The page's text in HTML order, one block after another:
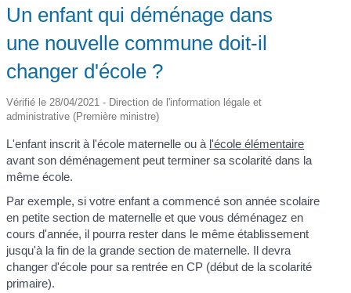
Un enfant qui déménage dans
une nouvelle commune doit-il
changer d'école ?
Vérifié le 28/04/2021 - Direction de l'information légale et
administrative (Première ministre)
L'enfant inscrit à l'école maternelle ou à l'école élémentaire
avant son déménagement peut terminer sa scolarité dans la
même école.
Par exemple, si votre enfant a commencé son année scolaire
en petite section de maternelle et que vous déménagez en
cours d'année, il pourra rester dans le même établissement
jusqu'à la fin de la grande section de maternelle. Il devra
changer d'école pour sa rentrée en CP (début de la scolarité
primaire).